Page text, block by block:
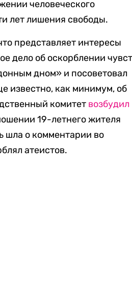
человеческого
лет лишения свободы.
представляет интересы
дело об оскорблении
дном» и посоветовал
известно, как минимум, об
комитет возбудил
19-летнего жителя
шла о комментарии во
атеистов.